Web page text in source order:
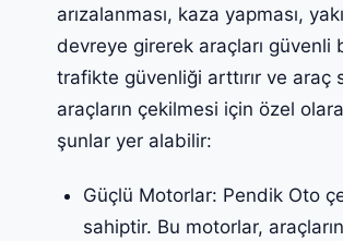
arızalanması, kaza yapması,
devreye girerek araçları
trafikte güvenliği arttırır ve araç
araçların çekilmesi için özel
şunlar yer alabilir:
Güçlü Motorlar: Pendik Oto
sahiptir. Bu motorlar,